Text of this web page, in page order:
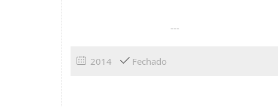
---
2014 Fechado